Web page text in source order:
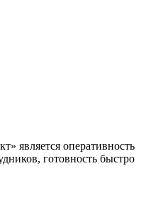
является оперативность
готовность быстро